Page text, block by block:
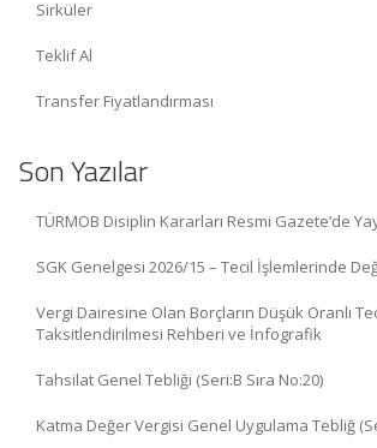
Sirküler
Teklif Al
Transfer Fiyatlandırması
Son Yazılar
TÜRMOB Disiplin Kararları Resmi Gazete’de
SGK Genelgesi 2026/15 – Tecil İşlemlerinde
Vergi Dairesine Olan Borçların Düşük Oranlı
Taksitlendirilmesi Rehberi ve İnfografik
Tahsilat Genel Tebliği (Seri:B Sıra No:20)
Katma Değer Vergisi Genel Uygulama Tebliğ